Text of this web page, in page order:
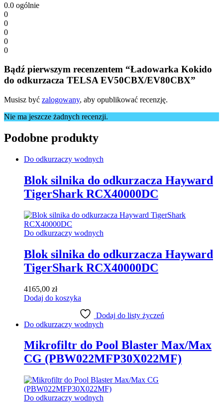
0.0 ogólnie
0
0
0
0
0
Bądź pierwszym recenzentem “Ładowarka Kokido
do odkurzacza TELSA EV50CBX/EV80CBX”
Musisz być zalogowany, aby opublikować recenzję.
Nie ma jeszcze żadnych recenzji.
Podobne produkty
Do odkurzaczy wodnych
Blok silnika do odkurzacza Hayward
TigerShark RCX40000DC
Do odkurzaczy wodnych
Blok silnika do odkurzacza Hayward
TigerShark RCX40000DC
4165,00 zł
Dodaj do koszyka
Dodaj do listy życzeń
Do odkurzaczy wodnych
Mikrofiltr do Pool Blaster Max/Max
CG (PBW022MFP30X022MF)
Do odkurzaczy wodnych